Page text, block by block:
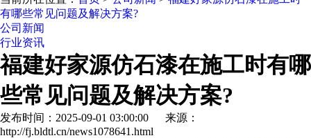
有哪些常见问题及解决方案?
公司新闻
行业资讯
福建好家源仿石漆在施工时有哪
些常见问题及解决方案?
发布时间：2025-09-01 03:00:00 来源：
http://fj.bldtl.cn/news1078641.html